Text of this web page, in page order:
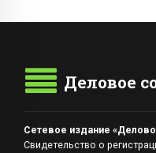
Деловое
Сетевое издание
Свидетельство о